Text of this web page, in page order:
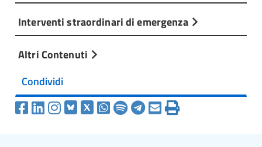
Interventi straordinari di emergenza
Altri Contenuti
Condividi